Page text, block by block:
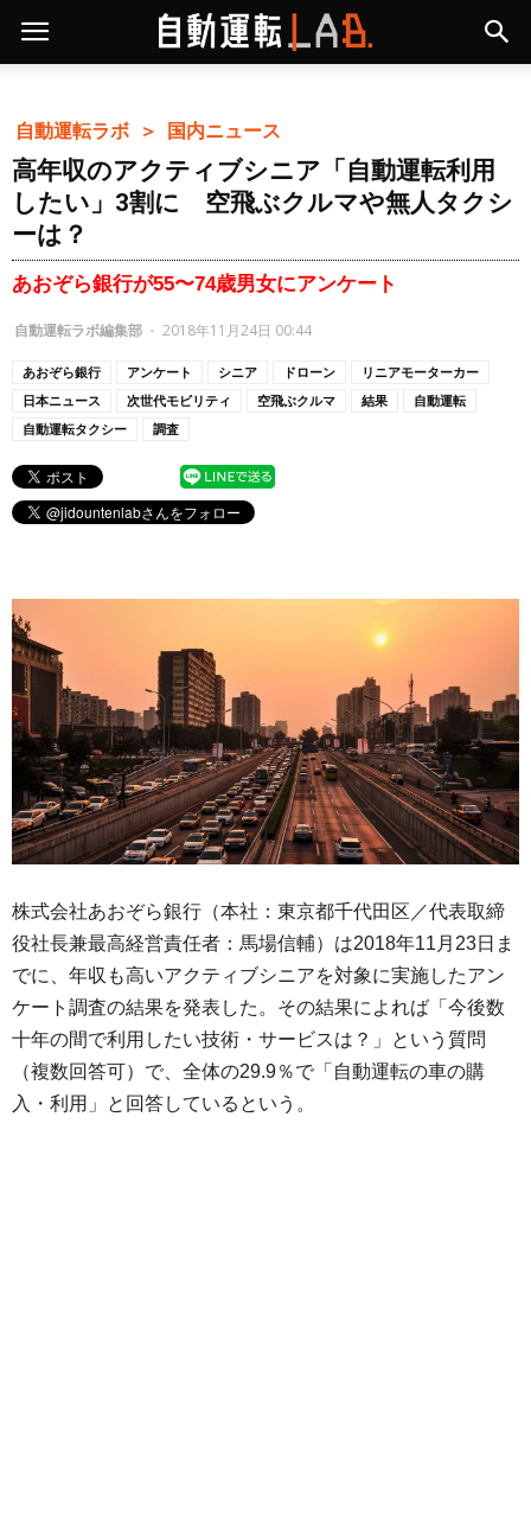
自動運転ラボ ＞ 国内ニュース
高年収のアクティブシニア「自動運転利用
したい」3割に 空飛ぶクルマや無人タクシ
ーは？
あおぞら銀行が55〜74歳男女にアンケート
自動運転ラボ編集部 - 2018年11月24日 00:44
あおぞら銀行 アンケート シニア ドローン
リニアモーターカー
日本ニュース
次世代モビリティ 空飛ぶクルマ 結果
自動運転
自動運転タクシー
調査
株式会社あおぞら銀行（本社：東京都千代田区／代表取締
役社長兼最高経営責任者：馬場信輔）は2018年11月23日ま
でに、年収も高いアクティブシニアを対象に実施したアン
ケート調査の結果を発表した。その結果によれば「今後数
十年の間で利用したい技術・サービスは？」という質問
（複数回答可）で、全体の29.9％で「自動運転の車の購
入・利用」と回答しているという。